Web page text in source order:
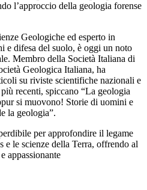
l’approccio della geologia forense
Geologiche ed esperto in
e difesa del suolo, è oggi un noto
Membro della Società Italiana di
Geologica Italiana, ha
su riviste scientifiche nazionali e
recenti, spiccano “La geologia
si muovono! Storie di uomini e
la geologia”.
per approfondire il legame
le scienze della Terra, offrendo al
appassionante